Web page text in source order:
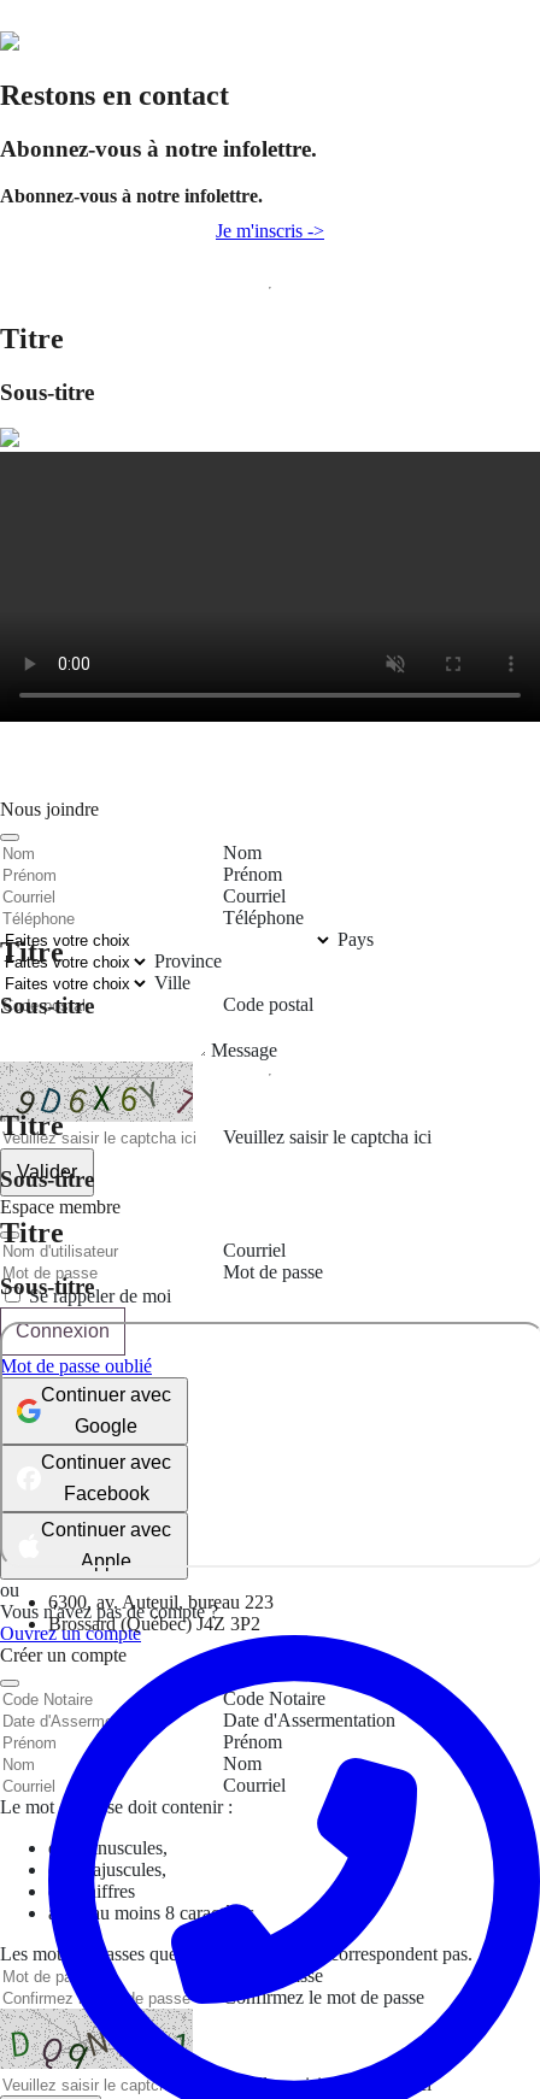
Restons en contact
Abonnez-vous à notre infolettre.
Abonnez-vous à notre infolettre.
Je m'inscris ->
Titre
Sous-titre
Titre
Sous-titre
Titre
Sous-titre
Titre
Sous-titre
6300, av. Auteuil, bureau 223
Brossard (Québec) J4Z 3P2
Nous joindre
Nom
Prénom
Courriel
Téléphone
Pays
Province
Ville
Code postal
Message
Veuillez saisir le captcha ici
Valider
Espace membre
Courriel
Mot de passe
Se rappeler de moi
Connexion
Mot de passe oublié
Continuer avec
Google
Continuer avec
Facebook
Continuer avec
Apple
ou
Vous n'avez pas de compte ?
Ouvrez un compte
Créer un compte
Code Notaire
Date d'Assermentation
Prénom
Nom
Courriel
Le mot de passe doit contenir :
des minuscules,
des majuscules,
des chiffres
avoir au moins 8 caractères
Les mots de passes que vous avez saisis ne correspondent pas.
Mot de passe
Confirmez le mot de passe
Veuillez saisir le captcha ici